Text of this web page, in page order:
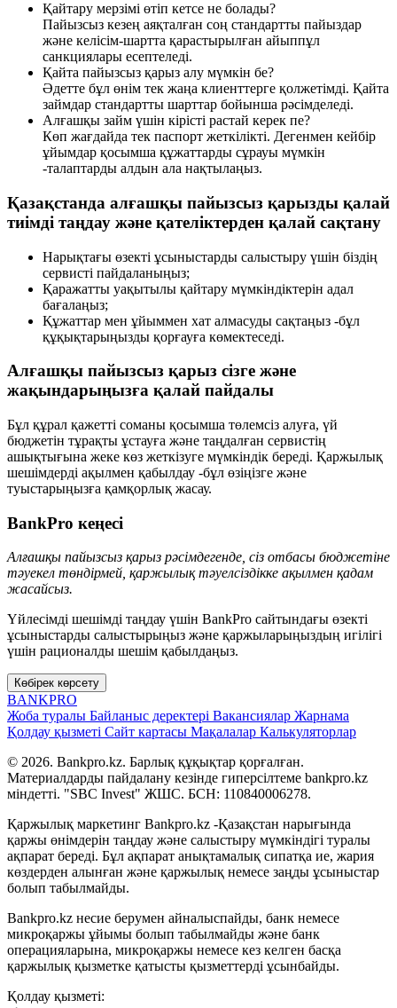
Қайтару мерзімі өтіп кетсе не болады?
Пайызсыз кезең аяқталған соң стандартты пайыздар
және келісім-шартта қарастырылған айыппұл
санкциялары есептеледі.
Қайта пайызсыз қарыз алу мүмкін бе?
Әдетте бұл өнім тек жаңа клиенттерге қолжетімді. Қайта
займдар стандартты шарттар бойынша рәсімделеді.
Алғашқы займ үшін кірісті растай керек пе?
Көп жағдайда тек паспорт жеткілікті. Дегенмен кейбір
ұйымдар қосымша құжаттарды сұрауы мүмкін
-талаптарды алдын ала нақтылаңыз.
Қазақстанда алғашқы пайызсыз қарызды қалай
тиімді таңдау және қателіктерден қалай сақтану
Нарықтағы өзекті ұсыныстарды салыстыру үшін біздің
сервисті пайдаланыңыз;
Қаражатты уақытылы қайтару мүмкіндіктерін адал
бағалаңыз;
Құжаттар мен ұйыммен хат алмасуды сақтаңыз -бұл
құқықтарыңызды қорғауға көмектеседі.
Алғашқы пайызсыз қарыз сізге және
жақындарыңызға қалай пайдалы
Бұл құрал қажетті соманы қосымша төлемсіз алуға, үй
бюджетін тұрақты ұстауға және таңдалған сервистің
ашықтығына жеке көз жеткізуге мүмкіндік береді. Қаржылық
шешімдерді ақылмен қабылдау -бұл өзіңізге және
туыстарыңызға қамқорлық жасау.
BankPro кеңесі
Алғашқы пайызсыз қарыз рәсімдегенде, сіз отбасы бюджетіне
тәуекел төндірмей, қаржылық тәуелсіздікке ақылмен қадам
жасайсыз.
Үйлесімді шешімді таңдау үшін BankPro сайтындағы өзекті
ұсыныстарды салыстырыңыз және қаржыларыңыздың игілігі
үшін рационалды шешім қабылдаңыз.
Көбірек көрсету
BANKPRO
Жоба туралы Байланыс деректері Вакансиялар Жарнама
Қолдау қызметі Сайт картасы Мақалалар Калькуляторлар
© 2026. Bankpro.kz. Барлық құқықтар қорғалған.
Материалдарды пайдалану кезінде гиперсілтеме bankpro.kz
міндетті. "SBC Invest" ЖШС. БСН: 110840006278.
Қаржылық маркетинг Bankpro.kz -Қазақстан нарығында
қаржы өнімдерін таңдау және салыстыру мүмкіндігі туралы
ақпарат береді. Бұл ақпарат анықтамалық сипатқа ие, жария
көздерден алынған және қаржылық немесе заңды ұсыныстар
болып табылмайды.
Bankpro.kz несие берумен айналыспайды, банк немесе
микроқаржы ұйымы болып табылмайды және банк
операцияларына, микроқаржы немесе кез келген басқа
қаржылық қызметке қатысты қызметтерді ұсынбайды.
Қолдау қызметі: